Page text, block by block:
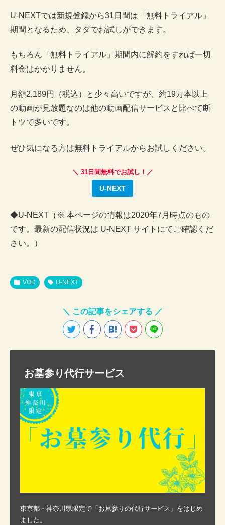
U-NEXTでは新規登録から31日間は「無料トライアル」
期間となるため、タダでお試しができます。
もちろん「無料トライアル」期間内に解約をすれば一切
料金はかかりません。
月額2,189円（税込）と少々高いですが、約19万本以上
の動画が見放題なのは他の動画配信サービスと比べて断
トツで多いです。
ぜひ気になる方は無料トライアルからお試しください。
＼ 31日間無料でお試し！／
U-NEXT
◆U-NEXT（※ 本ページの情報は2020年7月時点のもの
です。最新の配信状況は U-NEXT サイトにてご確認くだ
さい。）
VOD U-NEXT
＼ この記事をシェアする ／
お墓参り代行サービス
東京都・神奈川県限定で「お墓参りの代行サービス」をはじめ
ました。